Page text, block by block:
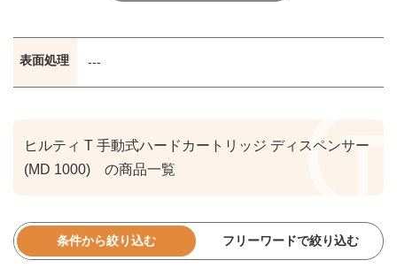
表面処理 ---
ヒルティ T 手動式ハードカートリッジ ディスペンサー
(MD 1000) の商品一覧
条件から絞り込む フリーワードで絞り込む